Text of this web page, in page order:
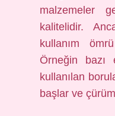
malzemeler
kalitelidir.
kullanım
Örneğin bazı
kullanılan
başlar ve